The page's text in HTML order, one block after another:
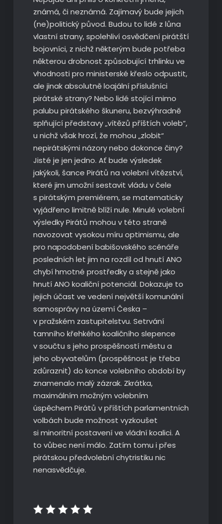
známá, či neznámá. Zajímavý bude jejich
(ne)politický původ. Budou to lidé z lůna
vlastní strany, spolehliví osvědčení pirátští
bojovníci, z nichž některým bude potřeba
některou drobnost způsobující trhlinku ve
vhodnosti pro ministerské křeslo odpustit,
ale jinak absolutně loajální příslušníci
pirátské strany? Nebo lidé stojící mimo
palubu pirátského škuneru, bezvýhradně
splňující představy „vítězů příštích voleb“,
u nichž však hrozí, že mohou „zlobit“
nepirátskými názory nebo dokonce činy?
Jisté je jen jedno. Ať bude výsledek
jakýkoli, šance Pirátů na volební vítězství,
které jim umožní sestavit vládu v čele
s pirátským premiérem, se matematicky
vyjádřeno limitně blíží nule. Minulé volební
výsledky Pirátů mohou v této straně
navozovat vysokou míru optimismu, ale
pro napodobení babišovského scénáře
posledních let jim na rozdíl od hnutí ANO
chybí hmotné prostředky a stejně jako
hnutí ANO koaliční potenciál. Dokazuje to
jejich účast ve vedení největší komunální
samosprávy na území Česka –
v pražském zastupitelstvu. Setrvání
tamního křehkého koaličního slepence
v součtu s jeho prospěšností městu a
jeho obyvatelům (prospěšnost je třeba
zdůraznit) do konce volebního období by
znamenalo malý zázrak. Zkrátka,
maximálním možným volebním
úspěchem Pirátů v příštích parlamentních
volbách bude možnost vyzkoušet
si minoritní postavení ve vládní koalici. A
to vůbec není málo. Zatím tomu i přes
pirátskou předvolební chytristiku nic
nenasvědčuje.